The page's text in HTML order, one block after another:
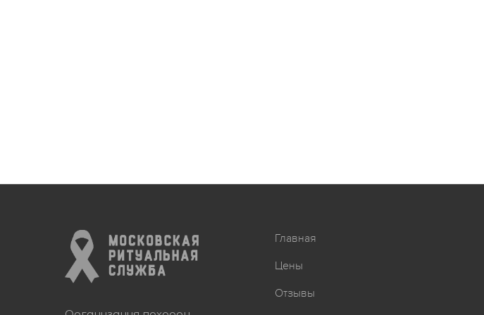
Главная
Цены
Отзывы